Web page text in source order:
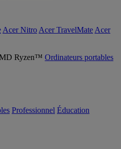
Acer Nitro Acer TravelMate Acer
Ordinateurs portables
Professionnel Éducation